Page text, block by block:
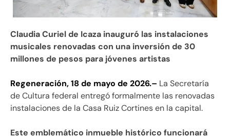
Claudia Curiel de Icaza inauguró las instalaciones
musicales renovadas con una inversión de 30
millones de pesos para jóvenes artistas
Regeneración, 18 de mayo de 2026.– La Secretaría
de Cultura federal entregó formalmente las renovadas
instalaciones de la Casa Ruiz Cortines en la capital.
Este emblemático inmueble histórico funcionará